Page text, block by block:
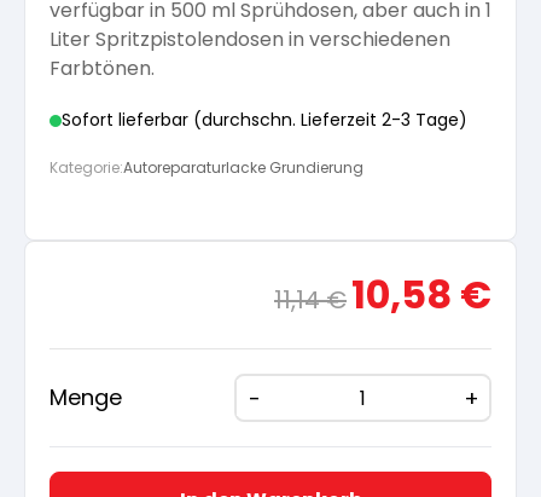
Spezialfarben
Pinsel und Bürsten
verfügbar in 500 ml Sprühdosen, aber auch in 1
Liter Spritzpistolendosen in verschiedenen
Farbtönen.
Sofort lieferbar (durchschn. Lieferzeit 2-3 Tage)
Kategorie:Autoreparaturlacke Grundierung
11,14€
Ursprünglicher
Preis
10,58 €
Menge